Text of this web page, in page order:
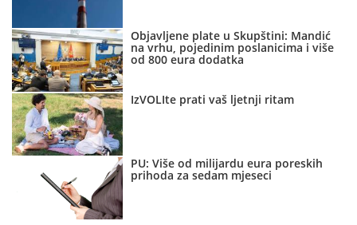
Objavljene plate u Skupštini: Mandić
na vrhu, pojedinim poslanicima i više
od 800 eura dodatka
IzVOLIte prati vaš ljetnji ritam
PU: Više od milijardu eura poreskih
prihoda za sedam mjeseci